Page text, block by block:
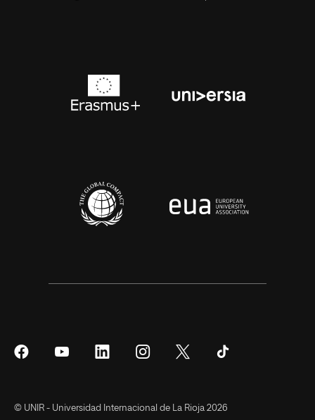
SíguenosSíguenos
SíguenosSíguenos Síguenos
© UNIR - Universidad Internacional de La Rioja 2026